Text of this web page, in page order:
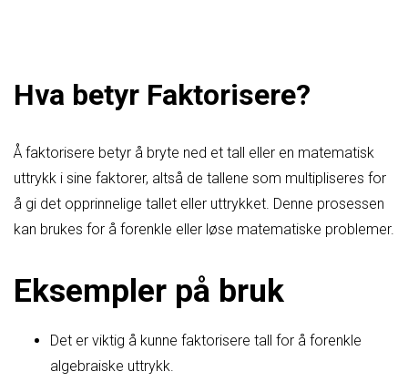
Hva betyr Faktorisere?
Å faktorisere betyr å bryte ned et tall eller en matematisk
uttrykk i sine faktorer, altså de tallene som multipliseres for
å gi det opprinnelige tallet eller uttrykket. Denne prosessen
kan brukes for å forenkle eller løse matematiske problemer.
Eksempler på bruk
Det er viktig å kunne faktorisere tall for å forenkle
algebraiske uttrykk.